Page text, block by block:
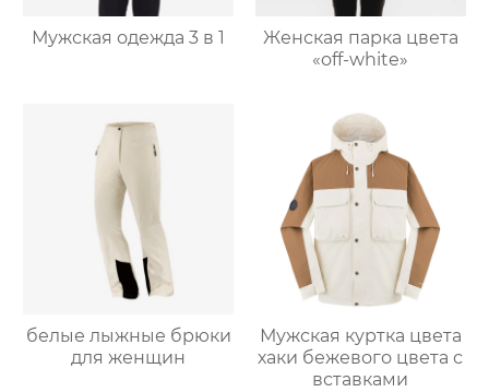
Мужская одежда 3 в 1
Женская парка цвета
«off-white»
белые лыжные брюки
для женщин
Мужская куртка цвета
хаки бежевого цвета с
вставками